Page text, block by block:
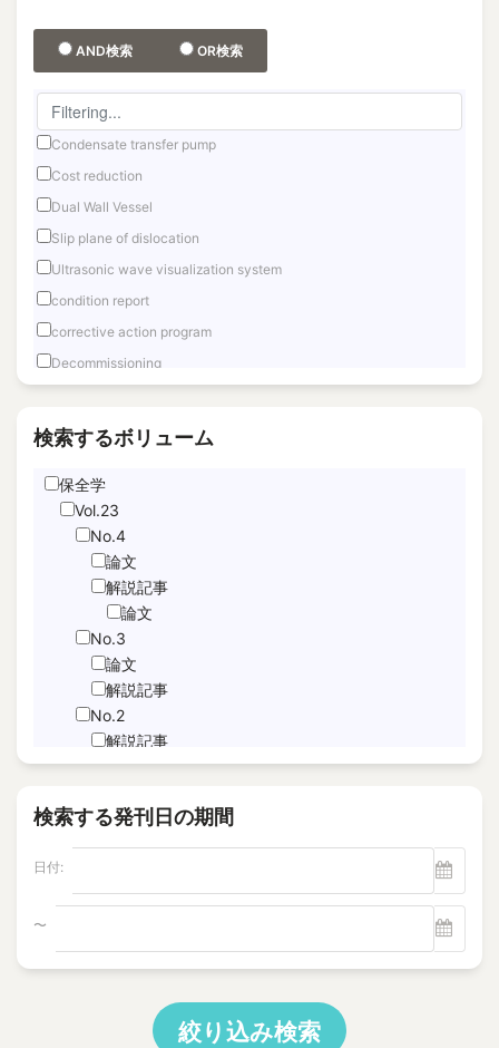
AND検索 OR検索
Condensate transfer pump
Cost reduction
Dual Wall Vessel
Slip plane of dislocation
Ultrasonic wave visualization system
condition report
corrective action program
Decommissioning
Fuel Debris Retrieval
Hand Motion TracNing
immediate unfettered access
performance indicator
Sabotage Detection
Screening
Time-Series Data Analysis
サブドレン
パルスエコー法、電磁共鳴法
モニタリング
塩分除去
逆浸透膜
"Foaming Prediction AI System
検索するボリューム
保全学
Vol.23
No.4
論文
解説記事
論文
No.3
論文
解説記事
No.2
解説記事
特集記事
No.1
論文
Vol.22
No.3
特集記事
検索する発刊日の期間
日付:
〜
絞り込み検索